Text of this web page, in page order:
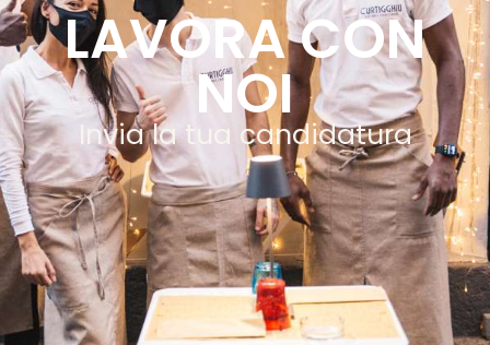
LAVORA CON
NOI
Invia la tua candidatura